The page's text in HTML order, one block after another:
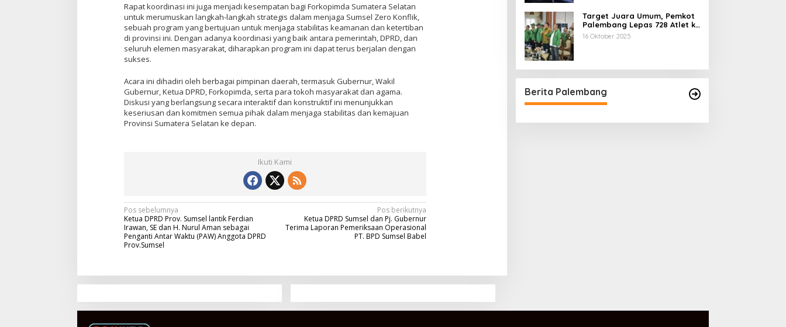
Rapat koordinasi ini juga menjadi kesempatan bagi Forkopimda Sumatera Selatan
untuk merumuskan langkah-langkah strategis dalam menjaga Sumsel Zero Konflik,
sebuah program yang bertujuan untuk menjaga stabilitas keamanan dan ketertiban
di provinsi ini. Dengan adanya koordinasi yang baik antara pemerintah, DPRD, dan
seluruh elemen masyarakat, diharapkan program ini dapat terus berjalan dengan
sukses.
Acara ini dihadiri oleh berbagai pimpinan daerah, termasuk Gubernur, Wakil
Gubernur, Ketua DPRD, Forkopimda, serta para tokoh masyarakat dan agama.
Diskusi yang berlangsung secara interaktif dan konstruktif ini menunjukkan
keseriusan dan komitmen semua pihak dalam menjaga stabilitas dan kemajuan
Provinsi Sumatera Selatan ke depan.
Ikuti Kami
N
a
v
g
s
Pos sebelumnya
Ketua DPRD Prov. Sumsel lantik Ferdian
Irawan, SE dan H. Nurul Aman sebagai
Penganti Antar Waktu (PAW) Anggota DPRD
Prov.Sumsel
Pos berikutnya
Ketua DPRD Sumsel dan Pj. Gubernur
Terima Laporan Pemeriksaan Operasional
PT. BPD Sumsel Babel
Target Juara Umum, Pemkot
Palembang Lepas 728 Atlet ke
Porprov XV Muba
16 Oktober 2025
Berita Palembang